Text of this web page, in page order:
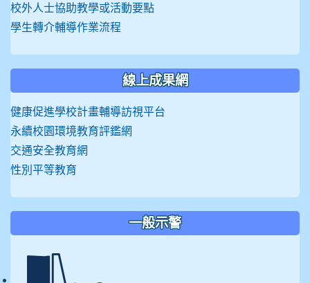
校外人士協助教學或活動要點
學生轉介輔導作業流程
線上成果網
健康促進學校計畫輔導訪視平台
永續校園環境教育評鑑網
交通安全教育網
性別平等教育
一般示警